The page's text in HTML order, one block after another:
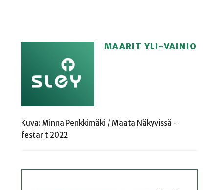
MAARIT YLI-VAINIO
Kuva: Minna Penkkimäki / Maata Näkyvissä -
festarit 2022